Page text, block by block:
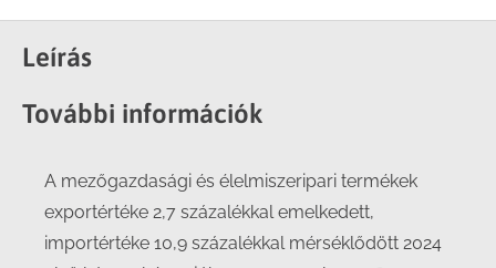
Facebook
X
Leírás
További információk
A mezőgazdasági és élelmiszeripari termékek
exportértéke 2,7 százalékkal emelkedett,
importértéke 10,9 százalékkal mérséklődött 2024